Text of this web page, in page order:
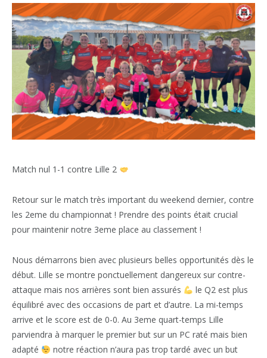
Match nul 1-1 contre Lille 2
Retour sur le match très important du weekend dernier, contre
les 2eme du championnat ! Prendre des points était crucial
pour maintenir notre 3eme place au classement !
Nous démarrons bien avec plusieurs belles opportunités dès le
début. Lille se montre ponctuellement dangereux sur contre-
attaque mais nos arrières sont bien assurés
le Q2 est plus
équilibré avec des occasions de part et d’autre. La mi-temps
arrive et le score est de 0-0. Au 3eme quart-temps Lille
parviendra à marquer le premier but sur un PC raté mais bien
adapté
notre réaction n’aura pas trop tardé avec un but